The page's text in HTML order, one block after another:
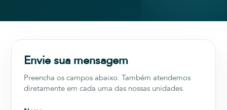
Envie sua mensagem
Preencha os campos abaixo. Também atendemos
diretamente em cada uma das nossas unidades.